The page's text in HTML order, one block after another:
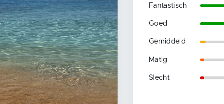
Fantastisch
Goed
Gemiddeld
Matig
Slecht